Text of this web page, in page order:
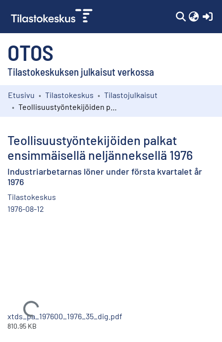
OTOS
Tilastokeskuksen julkaisut verkossa
Kokoelmat
Etusivu Tilastokeskus
Tilastojulkaisut
Teollisuustyöntekijöiden palkat
ensimmäisellä neljänneksellä 1976
Industriarbetarnas löner under första kvartalet år
1976
Tilastokeskus
1976-08-12
Ladataan...
xtds_pa_197600_1976_35_dig.pdf
810.95 KB